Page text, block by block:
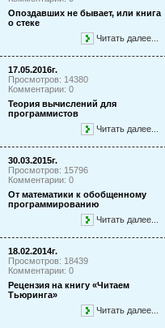
Опоздавших не бывает, или книга
о стеке
Читать далее...
17.05.2016г.
Просмотров: 14380
Комментарии: 0
Теория вычислений для
программистов
Читать далее...
30.03.2015г.
Просмотров: 15796
Комментарии: 0
От математики к обобщенному
программированию
Читать далее...
18.02.2014г.
Просмотров: 18439
Комментарии: 0
Рецензия на книгу «Читаем
Тьюринга»
Читать далее...